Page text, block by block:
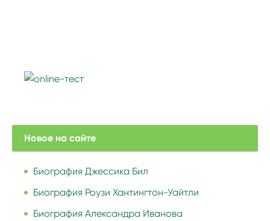
Новое на сайте
Биография Джессика Бил
Биография Роузи Хантингтон-Уайтли
Биография Александра Иванова